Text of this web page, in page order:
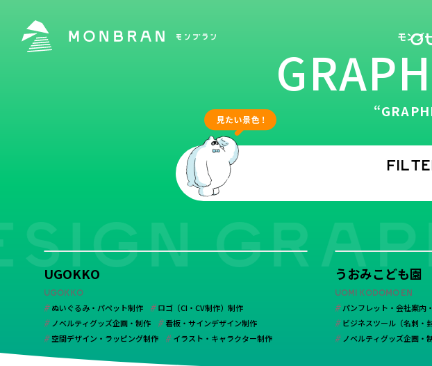
モンブ
学校
すべて 学校・保育・教育
食品・飲食
学校・保育・教育
UGOKKO
UGOKKO
ぬいぐるみ・パペット制作
ロゴ（CI・CV制作）制作
ノベルティグッズ企画・制作
看板・サインデザイン制作
空間デザイン・ラッピング制作
イラスト・キャラクター制作
うおみこども園
UOMI KODOMO EN
パンフレット・会社案内
ビジネスツール（名刺・
ノベルティグッズ企画・